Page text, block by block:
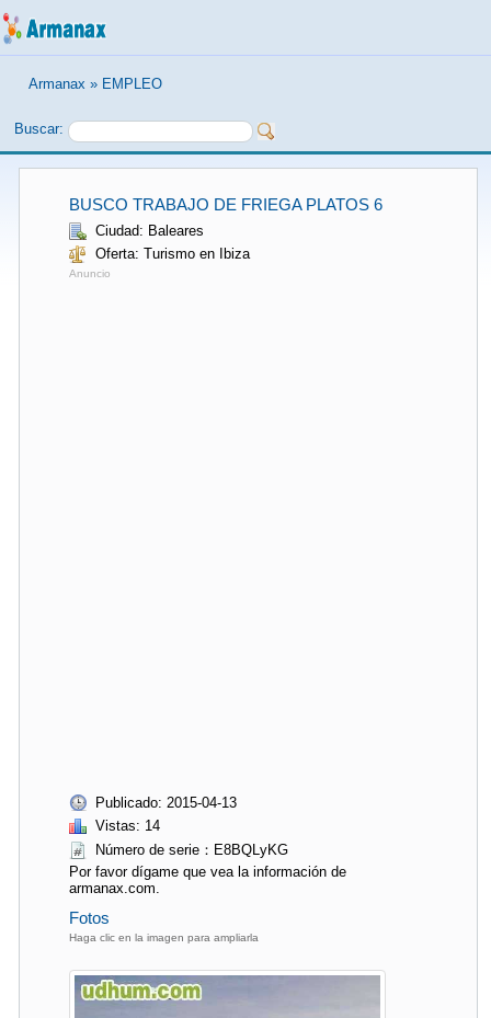
Armanax » EMPLEO
Buscar:
BUSCO TRABAJO DE FRIEGA PLATOS 6
Ciudad: Baleares
Oferta: Turismo en Ibiza
Anuncio
Publicado: 2015-04-13
Vistas: 14
Número de serie：E8BQLyKG
Por favor dígame que vea la información de
armanax.com.
Fotos
Haga clic en la imagen para ampliarla